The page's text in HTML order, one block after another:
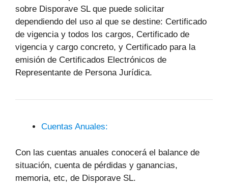
sobre Disporave SL que puede solicitar
dependiendo del uso al que se destine: Certificado
de vigencia y todos los cargos, Certificado de
vigencia y cargo concreto, y Certificado para la
emisión de Certificados Electrónicos de
Representante de Persona Jurídica.
Cuentas Anuales:
Con las cuentas anuales conocerá el balance de
situación, cuenta de pérdidas y ganancias,
memoria, etc, de Disporave SL.